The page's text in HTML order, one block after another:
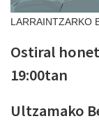
LARRAINTZARKO
Ostiral
19:00tan
Ultzamako